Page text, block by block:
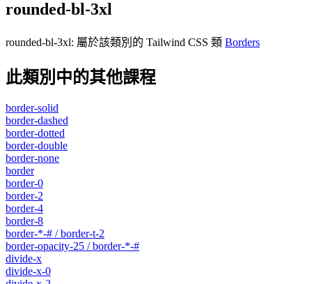
rounded-bl-3xl
rounded-bl-3xl: 屬於該類別的 Tailwind CSS 類 Borders
此類別中的其他課程
border-solid
border-dashed
border-dotted
border-double
border-none
border
border-0
border-2
border-4
border-8
border-*-# / border-t-2
border-opacity-25 / border-*-#
divide-x
divide-x-0